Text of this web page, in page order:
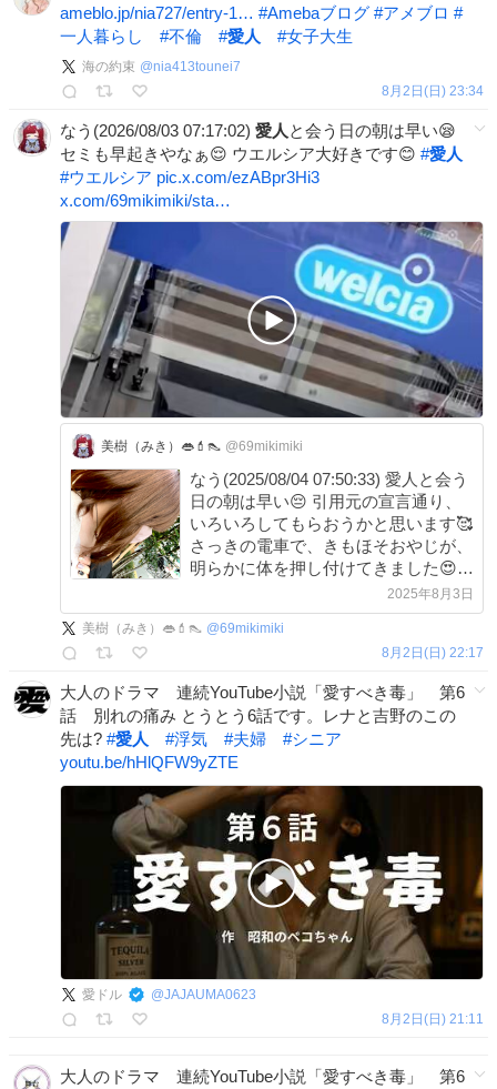
ameblo.jp/nia727/entry-1… #Amebaブログ #アメブロ #
一人暮らし
#不倫 #愛人 #女子大生
海の約束 @nia413tounei7
8月2日(日) 23:34
なう(2026/08/03 07:17:02) 愛人 と会う日の朝は早い😪
セミも早起きやなぁ😌 ウエルシア大好きです😊 #愛人
#ウエルシア pic.x.com/ezABpr3Hi3
x.com/69mikimiki/sta…
美樹（みき）👄💄👠 @69mikimiki
なう(2025/08/04 07:50:33) 愛人と会う
日の朝は早い😔 引用元の宣言通り、
いろいろしてもらおうかと思います🥰
さっきの電車で、きもほそおやじが、
明らかに体を押し付けてきました😍
る時に気づきましたが、普通にブラ見
えてました😛 #B地区 #愛人
2025年8月3日
美樹（みき）👄💄👠 @69mikimiki
8月2日(日) 22:17
大人のドラマ 連続YouTube小説「愛すべき毒」 第6
話 別れの痛み とうとう6話です。レナと吉野のこの
先は? #愛人 #浮気 #夫婦 #シニア
youtu.be/hHlQFW9yZTE
愛ドル @JAJAUMA0623
8月2日(日) 21:11
大人のドラマ 連続YouTube小説「愛すべき毒」 第6